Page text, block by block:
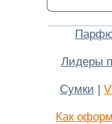
Лидеры
Сумки |
Как